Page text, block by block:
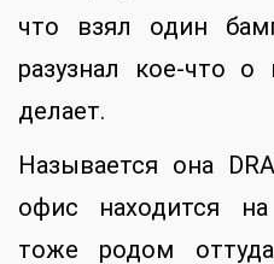
что взял один
разузнал кое-что о
делает.
Называется она
офис находится
тоже родом